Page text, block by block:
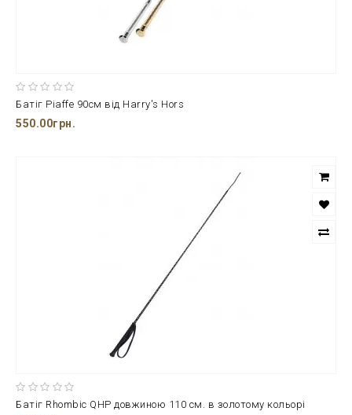
Батіг Piaffe 90см від Harry's Hors
550.00грн.
Батіг Rhombic QHP довжиною 110 см. в золотому кольорі